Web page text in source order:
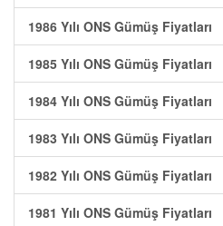
1986 Yılı ONS Gümüş Fiyatları
1985 Yılı ONS Gümüş Fiyatları
1984 Yılı ONS Gümüş Fiyatları
1983 Yılı ONS Gümüş Fiyatları
1982 Yılı ONS Gümüş Fiyatları
1981 Yılı ONS Gümüş Fiyatları